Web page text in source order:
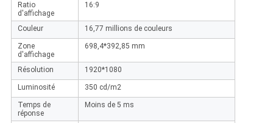
Ratio
d'affichage
16:9
Couleur 16,77 millions de couleurs
Zone
d'affichage
698,4*392,85 mm
Résolution 1920*1080
Luminosité 350 cd/m2
Temps de
réponse
Moins de 5 ms